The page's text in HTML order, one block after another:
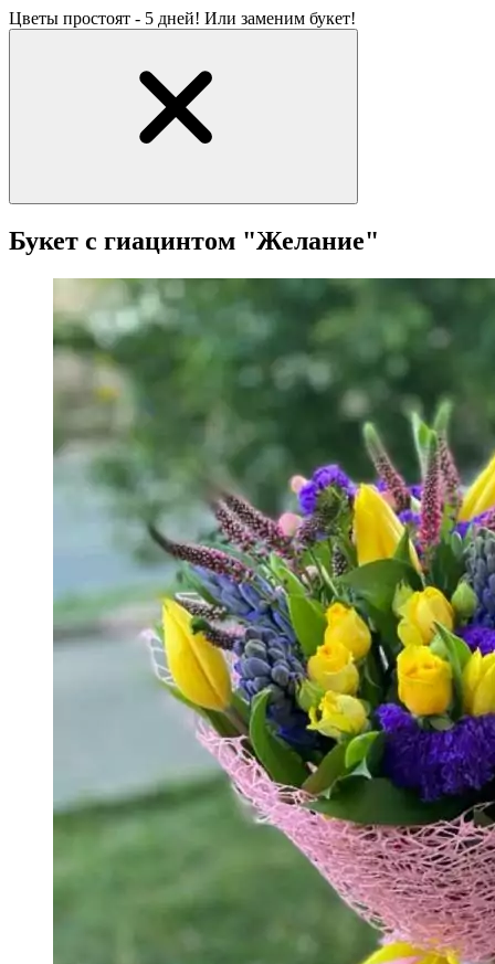
Цветы простоят - 5 дней! Или заменим букет!
Букет с гиацинтом "Желание"